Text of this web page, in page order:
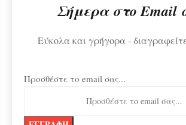
Σήμερα στο Email
Εύκολα και γρήγορα -
Προσθέστε το email σας...